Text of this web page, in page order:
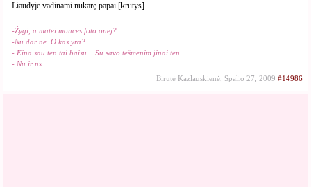
Liaudyje vadinami nukarę papai [krūtys].
-Žygi, a matei monces foto onej?
-Nu dar ne. O kas yra?
- Eina sau ten tai baisu... Su savo tešmenim jinai ten...
- Nu ir nx....
Birutė Kazlauskienė, Spalio 27, 2009#14986